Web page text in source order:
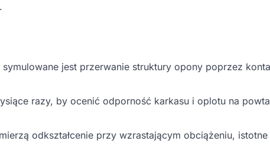
jest przerwanie struktury opony poprzez
razy, by ocenić odporność karkasu i oplotu na
odkształcenie przy wzrastającym obciążeniu, istotne